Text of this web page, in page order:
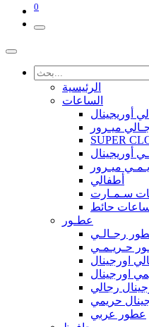
0
الرئيسية
الساعات
أوريجينال
ميـرور
SUPER
أوريجينال
ميـرور
أطفالي
سـمـارت
حائط
عطـور
رجـالـي
حـريـمـي
اورجينال
اورجينال
رجالي
حريمي
عطور عربي